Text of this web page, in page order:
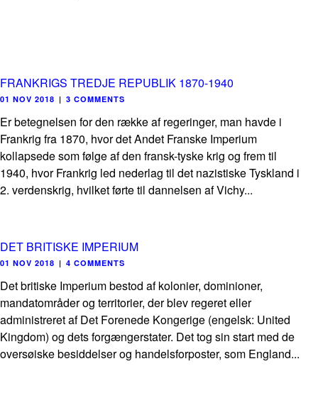
FRANKRIGS TREDJE REPUBLIK 1870-1940
01 NOV 2018 | 3 COMMENTS
Er betegnelsen for den række af regeringer, man havde i
Frankrig fra 1870, hvor det Andet Franske Imperium
kollapsede som følge af den fransk-tyske krig og frem til
1940, hvor Frankrig led nederlag til det nazistiske Tyskland i
2. verdenskrig, hvilket førte til dannelsen af Vichy...
DET BRITISKE IMPERIUM
01 NOV 2018 | 4 COMMENTS
Det britiske Imperium bestod af kolonier, dominioner,
mandatområder og territorier, der blev regeret eller
administreret af Det Forenede Kongerige (engelsk: United
Kingdom) og dets forgængerstater. Det tog sin start med de
oversøiske besiddelser og handelsforposter, som England...